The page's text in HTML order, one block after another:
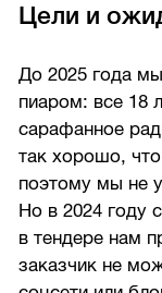
Цели и
До 2025 года
пиаром: все 18
сарафанное
так хорошо,
поэтому мы не
Но в 2024 году
в тендере нам
заказчик не